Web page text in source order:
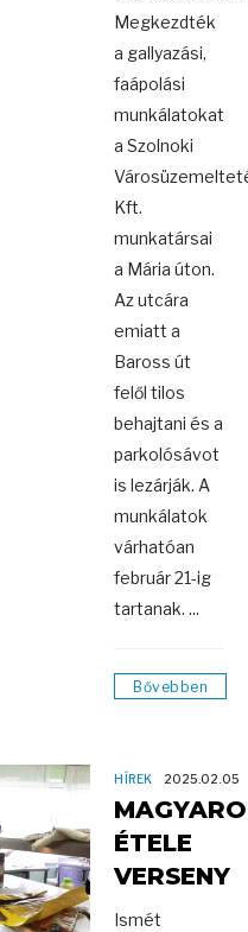
Megkezdték
a gallyazási,
faápolási
munkálatokat
a Szolnoki
Kft.
munkatársai
a Mária úton.
Az utcára
emiatt a
Baross út
felől tilos
behajtani és a
parkolósávot
is lezárják. A
munkálatok
várhatóan
február 21-ig
tartanak. ...
Bővebben
HÍREK 2025.02.05
ÉTELE
VERSENY
Ismét